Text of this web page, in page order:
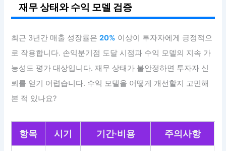
재무 상태와 수익 모델 검증
최근 3년간 매출 성장률은20% 이상이 투자자에게 긍정적으
로 작용합니다. 손익분기점 도달 시점과 수익 모델의 지속 가
능성도 평가 대상입니다. 재무 상태가 불안정하면 투자자 신
뢰를 얻기 어렵습니다. 수익 모델을 어떻게 개선할지 고민해
본 적 있나요?
항목 시기 기간·비용 주의사항